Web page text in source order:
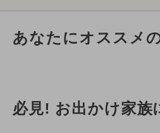
あなたにオススメ
必見! お出かけ家族